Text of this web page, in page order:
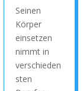
Seinen
Körper
einsetzen
nimmt in
verschieden
sten